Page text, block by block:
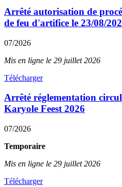
Arrêté autorisation de
de feu d'artifice le 23/08/
07/2026
Mis en ligne le 29 juillet 2026
Télécharger
Arrêté réglementation
Karyole Feest 2026
07/2026
Temporaire
Mis en ligne le 29 juillet 2026
Télécharger